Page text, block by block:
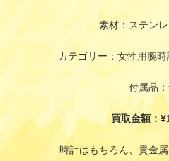
素材：ステン
カテゴリー：女性用腕
付属品
買取金額：
時計はもちろん、貴金